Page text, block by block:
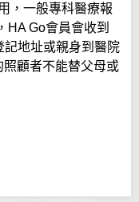
，一般專科醫療報
HA Go會員會收到
記地址或親身到醫院
顧者不能替父母或